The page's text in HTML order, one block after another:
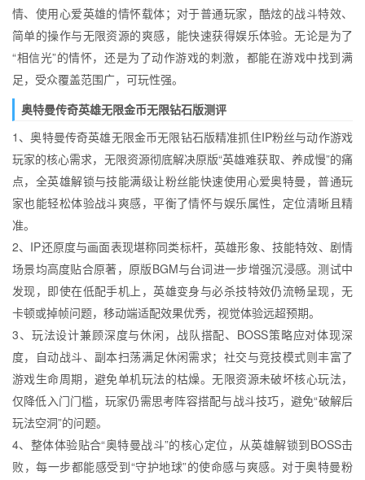
情、使用心爱英雄的情怀载体；对于普通玩家，酷炫的战斗特效、
简单的操作与无限资源的爽感，能快速获得娱乐体验。无论是为了
“相信光”的情怀，还是为了动作游戏的刺激，都能在游戏中找到满
足，受众覆盖范围广，可玩性强。
奥特曼传奇英雄无限金币无限钻石版测评
1、奥特曼传奇英雄无限金币无限钻石版精准抓住IP粉丝与动作游戏
玩家的核心需求，无限资源彻底解决原版“英雄难获取、养成慢”的痛
点，全英雄解锁与技能满级让粉丝能快速使用心爱奥特曼，普通玩
家也能轻松体验战斗爽感，平衡了情怀与娱乐属性，定位清晰且精
准。
2、IP还原度与画面表现堪称同类标杆，英雄形象、技能特效、剧情
场景均高度贴合原著，原版BGM与台词进一步增强沉浸感。测试中
发现，即使在低配手机上，英雄变身与必杀技特效仍流畅呈现，无
卡顿或掉帧问题，移动端适配效果优秀，视觉体验远超预期。
3、玩法设计兼顾深度与休闲，战队搭配、BOSS策略应对体现深
度，自动战斗、副本扫荡满足休闲需求；社交与竞技模式则丰富了
游戏生命周期，避免单机玩法的枯燥。无限资源未破坏核心玩法，
仅降低入门门槛，玩家仍需思考阵容搭配与战斗技巧，避免“破解后
玩法空洞”的问题。
4、整体体验贴合“奥特曼战斗”的核心定位，从英雄解锁到BOSS击
败，每一步都能感受到“守护地球”的使命感与爽感。对于奥特曼粉